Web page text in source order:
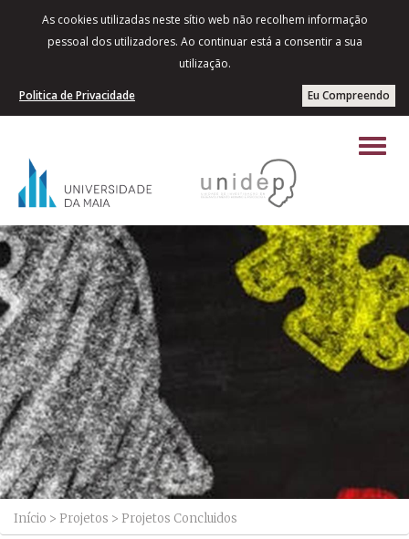
As cookies utilizadas neste sítio web não recolhem informação
pessoal dos utilizadores. Ao continuar está a consentir a sua
utilização.
Eu Compreendo
Politica de Privacidade
Início > Projetos > Projetos Concluidos